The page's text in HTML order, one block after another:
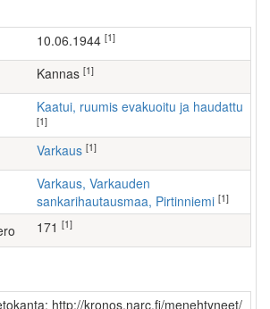
10.06.1944 [1]
Kannas [1]
Kaatui, ruumis evakuoitu ja haudattu
[1]
Varkaus [1]
Varkaus, Varkauden
sankarihautausmaa, Pirtinniemi [1]
171 [1]
http://kronos.narc.fi/menehtyneet/